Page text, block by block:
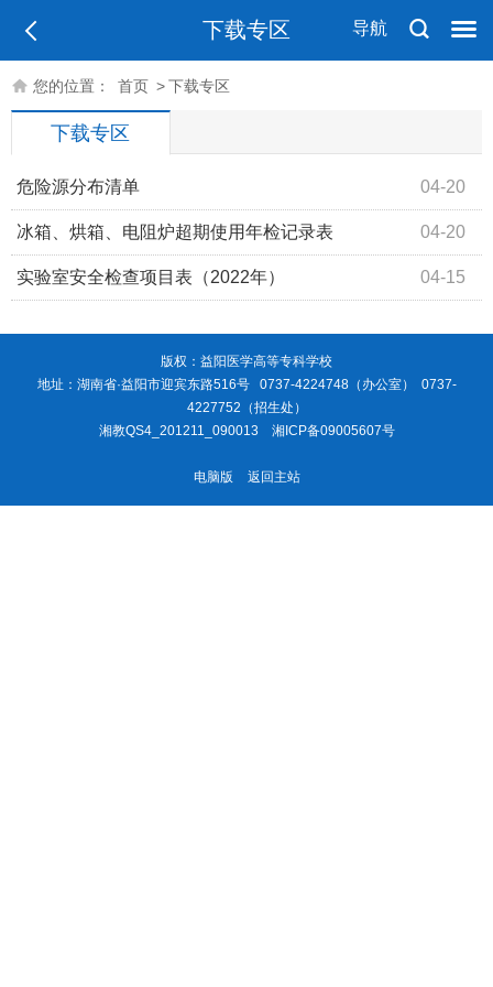
导航
下载专区
您的位置： 首页 >下载专区
下载专区
04-20
危险源分布清单
04-20
冰箱、烘箱、电阻炉超期使用年检记录表
04-15
实验室安全检查项目表（2022年）
版权：益阳医学高等专科学校
地址：湖南省·益阳市迎宾东路516号 0737-4224748（办公室） 0737-
4227752（招生处）
湘教QS4_201211_090013 湘ICP备09005607号
电脑版 返回主站